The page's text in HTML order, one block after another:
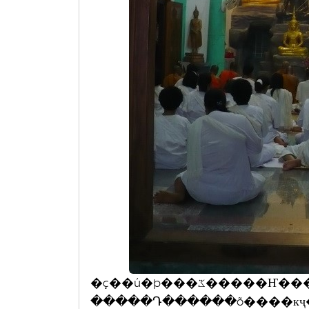
�ç��ú�þ���ػ�����Ҥ���� 㹧ҹ��ü١�Ѹ����-�ѧ�١���Ե